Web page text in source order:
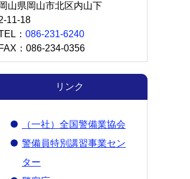
岡山県岡山市北区内山下
11-18
： 086-231-6240
FAX：086-234-0356
リンク
（一社）全国警備業協会
警備員特別講習事業セン
ター